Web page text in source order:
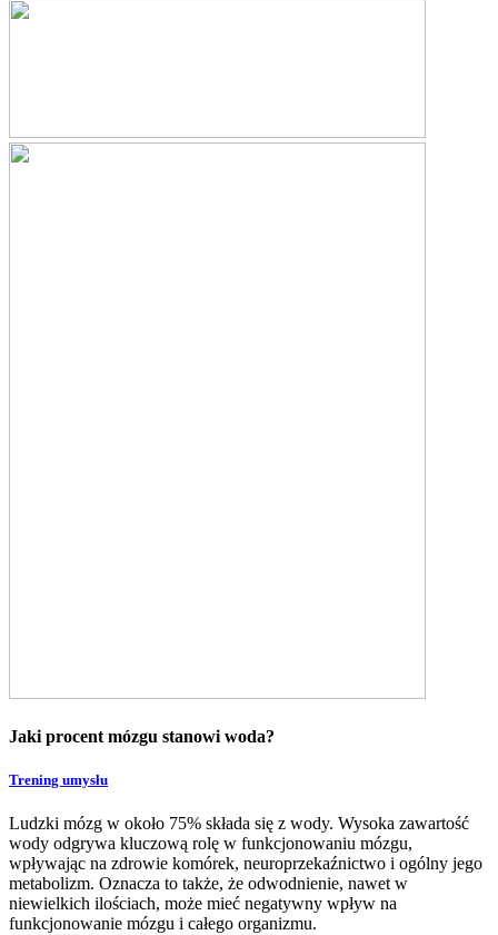
Jaki procent mózgu stanowi woda?
Trening umysłu
Ludzki mózg w około 75% składa się z wody. Wysoka zawartość
wody odgrywa kluczową rolę w funkcjonowaniu mózgu,
wpływając na zdrowie komórek, neuroprzekaźnictwo i ogólny jego
metabolizm. Oznacza to także, że odwodnienie, nawet w
niewielkich ilościach, może mieć negatywny wpływ na
funkcjonowanie mózgu i całego organizmu.